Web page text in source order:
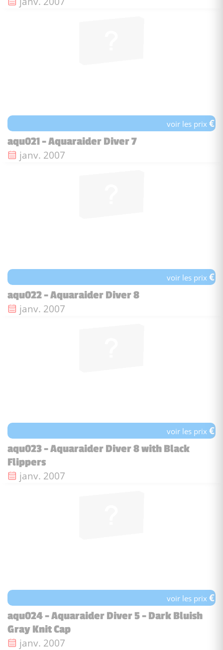
voir les prix€
aqu021 - Aquaraider Diver 7
Date de sortie :
janv. 2007
voir les prix€
aqu022 - Aquaraider Diver 8
Date de sortie :
janv. 2007
voir les prix€
aqu023 - Aquaraider Diver 8 with Black
Flippers
Date de sortie :
janv. 2007
voir les prix€
aqu024 - Aquaraider Diver 5 - Dark Bluish
Gray Knit Cap
Date de sortie :
janv. 2007